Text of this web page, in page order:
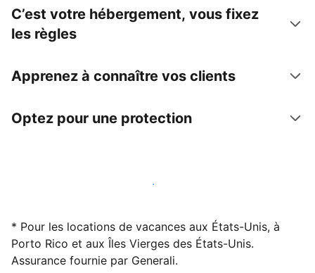
C’est votre hébergement, vous fixez
les règles
Apprenez à connaître vos clients
Optez pour une protection
Accueillez des clients avec nous dès maintenant
* Pour les locations de vacances aux États-Unis, à
Porto Rico et aux Îles Vierges des États-Unis.
Assurance fournie par Generali.